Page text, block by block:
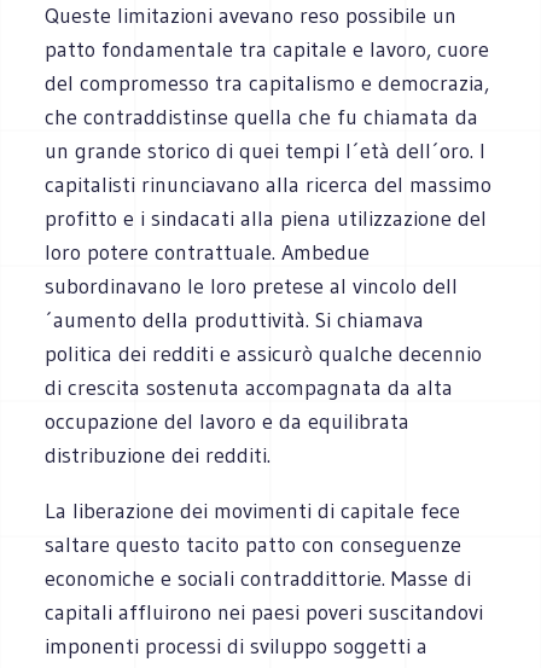
Queste limitazioni avevano reso possibile un
patto fondamentale tra capitale e lavoro, cuore
del compromesso tra capitalismo e democrazia,
che contraddistinse quella che fu chiamata da
un grande storico di quei tempi l´età dell´oro. I
capitalisti rinunciavano alla ricerca del massimo
profitto e i sindacati alla piena utilizzazione del
loro potere contrattuale. Ambedue
subordinavano le loro pretese al vincolo dell
´aumento della produttività. Si chiamava
politica dei redditi e assicurò qualche decennio
di crescita sostenuta accompagnata da alta
occupazione del lavoro e da equilibrata
distribuzione dei redditi.
La liberazione dei movimenti di capitale fece
saltare questo tacito patto con conseguenze
economiche e sociali contraddittorie. Masse di
capitali affluirono nei paesi poveri suscitandovi
imponenti processi di sviluppo soggetti a